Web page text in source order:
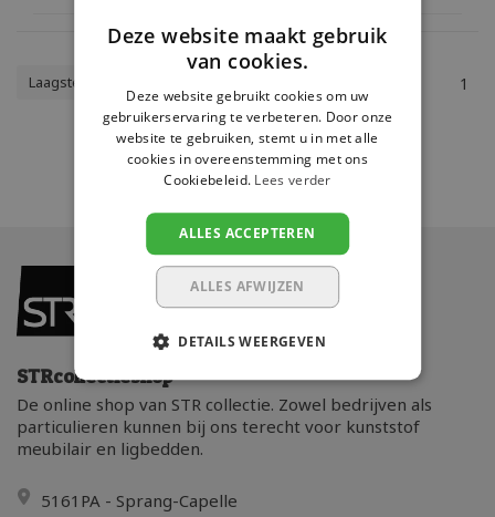
Laagste prijs 1
STRcollectieshop
De online shop van STR collectie. Zowel bedrijven als
particulieren kunnen bij ons terecht voor kunststof
meubilair en ligbedden.
5161PA - Sprang-Capelle
Deze website maakt gebruik
van cookies.
Deze website gebruikt cookies om uw
gebruikerservaring te verbeteren. Door onze
website te gebruiken, stemt u in met alle
cookies in overeenstemming met ons
Cookiebeleid. Lees verder
ALLES ACCEPTEREN
ALLES AFWIJZEN
DETAILS WEERGEVEN